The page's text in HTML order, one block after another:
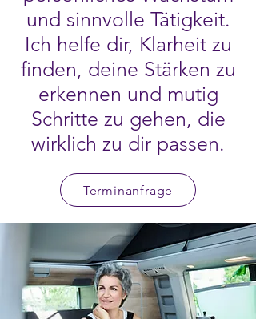
und sinnvolle Tätigkeit.
Ich helfe dir, Klarheit zu
finden, deine Stärken zu
erkennen und mutig
Schritte zu gehen, die
wirklich zu dir passen.
Terminanfrage